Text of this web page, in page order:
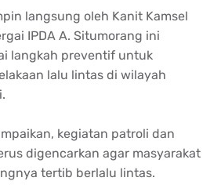
langsung oleh Kanit Kamsel
IPDA A. Situmorang ini
langkah preventif untuk
lalu lintas di wilayah
.
, kegiatan patroli dan
digencarkan agar masyarakat
tertib berlalu lintas.